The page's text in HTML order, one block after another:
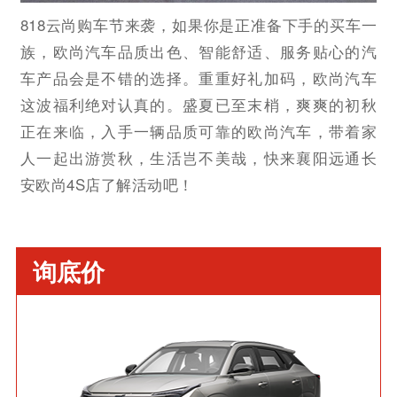
818云尚购车节来袭，如果你是正准备下手的买车一
族，欧尚汽车品质出色、智能舒适、服务贴心的汽
车产品会是不错的选择。重重好礼加码，欧尚汽车
这波福利绝对认真的。盛夏已至末梢，爽爽的初秋
正在来临，入手一辆品质可靠的欧尚汽车，带着家
人一起出游赏秋，生活岂不美哉，快来襄阳远通长
安欧尚4S店了解活动吧！
询底价